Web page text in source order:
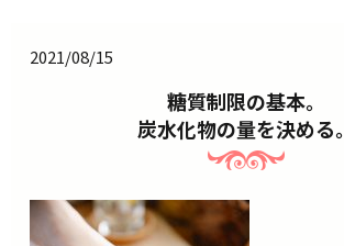
2021/08/15
糖質制限の基本。
炭水化物の量を決める。